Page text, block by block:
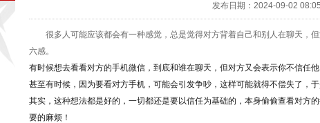
发布日期：2024-09-02
很多人可能应该都会有一种感觉，总是觉得对方背着自己和别人在聊天，
六感。
有时候想去看看对方的手机微信，到底和谁在聊天，但对方又会表示你不信任他
甚至有时候，因为要看对方手机，可能会引发争吵，这样可能就得不偿失了，
其实，这种想法都是好的，一切都还是要以信任为基础的，本身偷偷查看对方
要的麻烦！